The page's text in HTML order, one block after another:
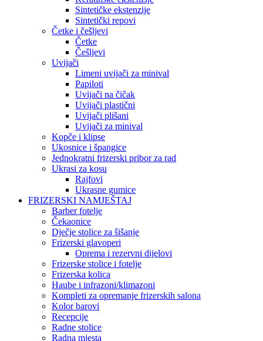
Sintetičke ekstenzije
Sintetički repovi
Četke i češljevi
Četke
Češljevi
Uvijači
Limeni uvijači za minival
Papiloti
Uvijači na čičak
Uvijači plastični
Uvijači plišani
Uvijači za minival
Kopče i klipse
Ukosnice i špangice
Jednokratni frizerski pribor za rad
Ukrasi za kosu
Rajfovi
Ukrasne gumice
FRIZERSKI NAMJEŠTAJ
Barber fotelje
Čekaonice
Dječje stolice za šišanje
Frizerski glavoperi
Oprema i rezervni dijelovi
Frizerske stolice i fotelje
Frizerska kolica
Haube i infrazoni/klimazoni
Kompleti za opremanje frizerskih salona
Kolor barovi
Recepcije
Radne stolice
Radna mjesta